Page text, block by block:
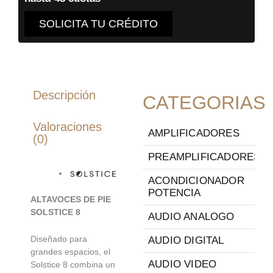
SOLICITA TU CRÉDITO
Descripción
Valoraciones
(0)
ALTAVOCES DE PIE
SOLSTICE 8
Diseñado para
grandes espacios, el
Solstice 8 combina un
CATEGORIAS
AMPLIFICADORES
PREAMPLIFICADORES
ACONDICIONADOR
POTENCIA
AUDIO ANALOGO
AUDIO DIGITAL
AUDIO VIDEO